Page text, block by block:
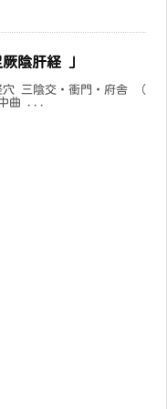
陰肝経 」
三陰交・衝門・府舎 （
曲 ...